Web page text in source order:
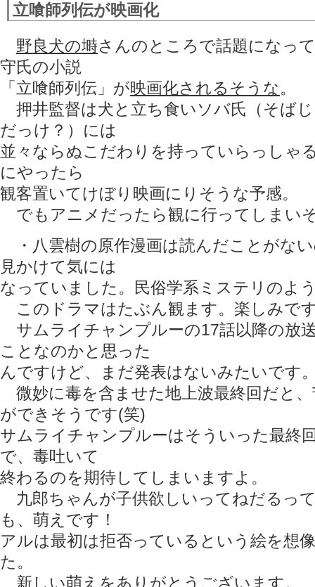
立喰師列伝が映画化
野良犬の塒さんのところで話題になっ
守氏の小説
「立喰師列伝」が映画化されるそうな。
押井監督は犬と立ち食いソバ氏（そば
だっけ？）には
並々ならぬこだわりを持っていらっしゃ
にやったら
観客置いてけぼり映画にりそうな予感。
でもアニメだったら観に行ってしまい
・八雲樹の原作漫画は読んだことがな
見かけて気には
なっていました。民俗学系ミステリのよ
このドラマはたぶん観ます。楽しみで
サムライチャンプルーの17話以降の放
ことなのかと思った
んですけど、まだ発表はないみたいです
微妙に毒を含ませた地上波最終回だと
ができそうです(笑)
サムライチャンプルーはそういった最終
で、毒吐いて
終わるのを期待してしまいますよ。
九郎ちゃんが子供欲しいってねだるっ
も、萌えです！
アルは最初は拒否っているという絵を想
た。
新しい萌えをありがとうございます。